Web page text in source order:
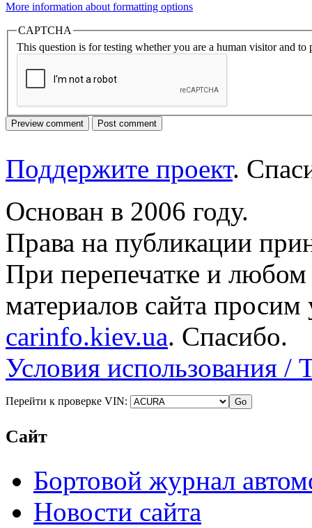
More information about formatting options
CAPTCHA
This question is for testing whether you are a human visitor and to
Поддержите проект.
Основан в 2006 году.
Права на публикации
При перепечатке и
материалов сайта просим
carinfo.kiev.ua. Спасибо.
Условия использования /
Перейти к проверке VIN:
Сайт
Бортовой журнал
Новости сайта